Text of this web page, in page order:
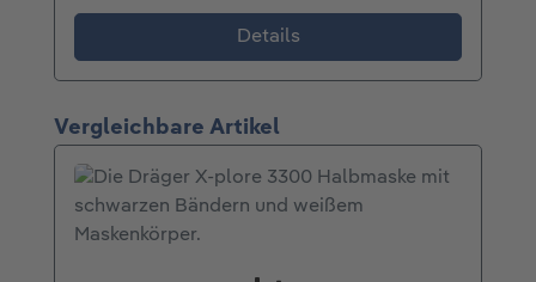
Details
Produktgalerie überspringen
Vergleichbare Artikel